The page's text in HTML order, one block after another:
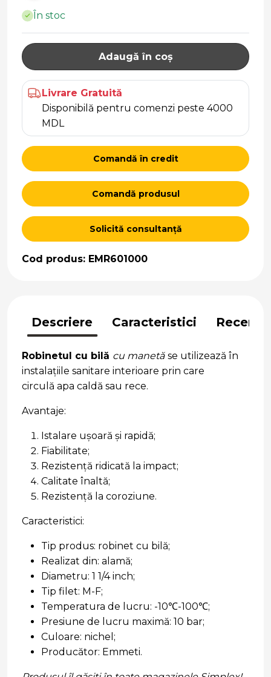
În stoc
Adaugă în coș
Livrare Gratuită
Disponibilă pentru comenzi peste 4000
MDL
Comandă în credit
Comandă produsul
Solicită consultanță
Cod produs: EMR601000
Descriere Caracteristici
Robinetul cu bilă cu manetă se utilizează în
instalațiile sanitare interioare prin care
circulă apa caldă sau rece.
Avantaje:
Istalare ușoară și rapidă;
Fiabilitate;
Rezistență ridicată la impact;
Calitate înaltă;
Rezistență la coroziune.
Caracteristici:
Tip produs: robinet cu bilă;
Realizat din: alamă;
Diametru: 1 1/4 inch;
Tip filet: M-F;
Temperatura de lucru: -10℃-100℃;
Presiune de lucru maximă: 10 bar;
Culoare: nichel;
Producător: Emmeti.